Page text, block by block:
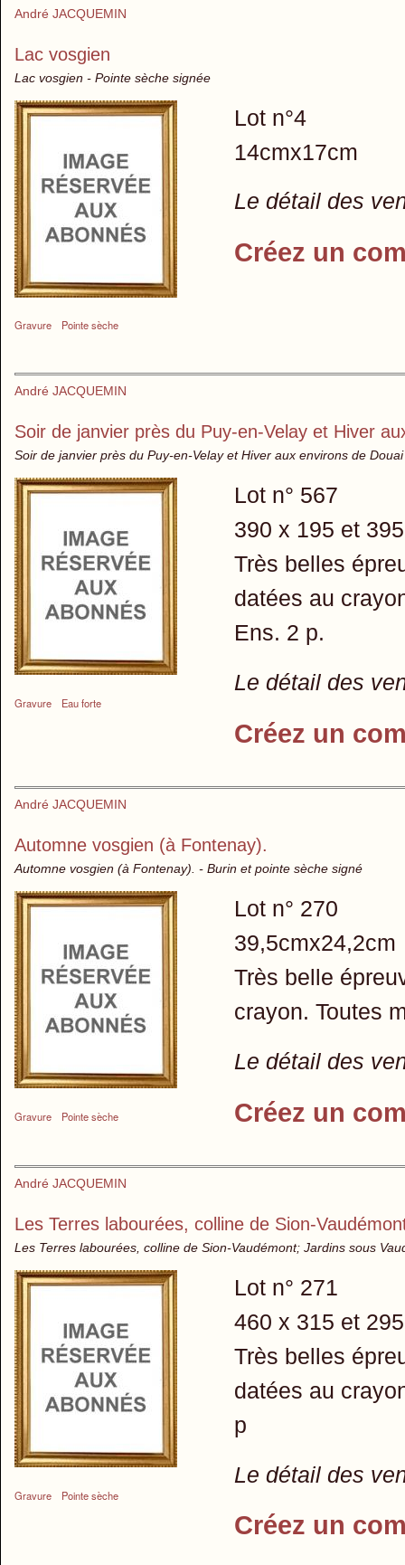
André JACQUEMIN
Lac vosgien
Lac vosgien - Pointe sèche signée
Gravure Pointe sèche
Lot n°4
14cmx17cm
Le détail des
Créez un
André JACQUEMIN
Soir de janvier près du Puy-en-Velay et Hiver
Soir de janvier près du Puy-en-Velay et Hiver aux environs de
Gravure Eau forte
Lot n° 567
390 x 195 et
Très belles
datées au
Ens. 2 p.
Le détail des
Créez un
André JACQUEMIN
Automne vosgien (à Fontenay).
Automne vosgien (à Fontenay). - Burin et pointe sèche signé
Gravure Pointe sèche
Lot n° 270
39,5cmx24,2cm
Très belle
crayon. Toutes
Le détail des
Créez un
André JACQUEMIN
Les Terres labourées, colline de Sion-
Les Terres labourées, colline de Sion-Vaudémont; Jardins sous
Gravure Pointe sèche
Lot n° 271
460 x 315 et
Très belles
datées au
p
Le détail des
Créez un